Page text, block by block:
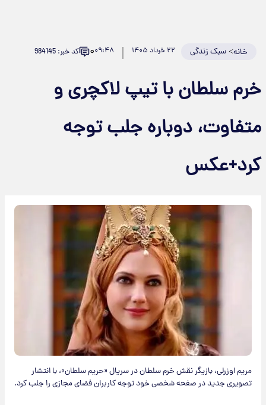
خانه>سبک زندگی ۲۲ خرداد ۱۴۰۵ ۰۹:۴۸۰ کد خبر: 984145
خرم سلطان با تیپ لاکچری و
متفاوت، دوباره جلب توجه
کرد+عکس
مریم اوزرلی، بازیگر نقش خرم سلطان در سریال «حریم سلطان»، با انتشار
تصویری جدید در صفحه شخصی خود توجه کاربران فضای مجازی را جلب کرد.